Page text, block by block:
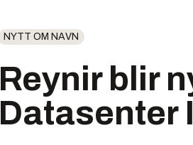
NYTT OM NAVN
Reynir blir
Datasenter